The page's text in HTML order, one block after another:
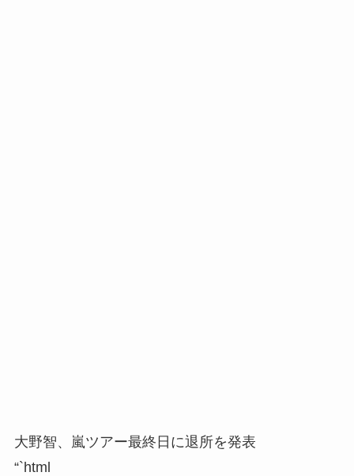
大野智、嵐ツアー最終日に退所を発表
“`html